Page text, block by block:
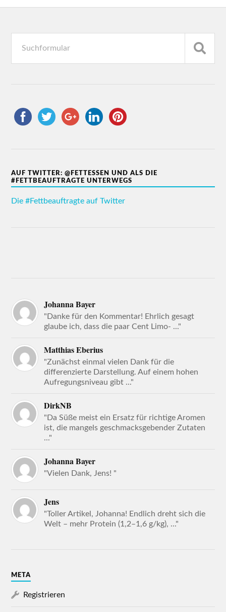
AUF TWITTER: @FETTESSEN UND ALS DIE
#FETTBEAUFTRAGTE UNTERWEGS
Die #Fettbeauftragte auf Twitter
Johanna Bayer
"Danke für den Kommentar! Ehrlich gesagt
glaube ich, dass die paar Cent Limo- ..."
Matthias Eberius
"Zunächst einmal vielen Dank für die
differenzierte Darstellung. Auf einem hohen
Aufregungsniveau gibt ..."
DirkNB
"Da Süße meist ein Ersatz für richtige Aromen
ist, die mangels geschmacksgebender Zutaten
..."
Johanna Bayer
"Vielen Dank, Jens! "
Jens
"Toller Artikel, Johanna! Endlich dreht sich die
Welt – mehr Protein (1,2–1,6 g/kg), ..."
META
Registrieren